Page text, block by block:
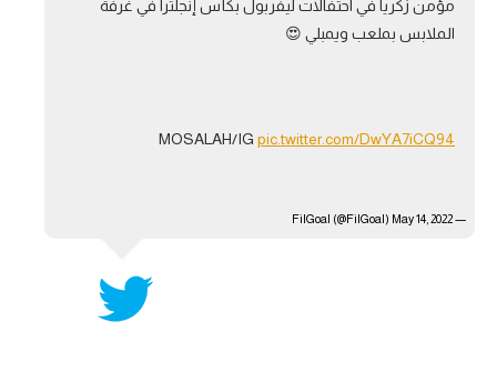
مؤمن زكريا في احتفالات ليفربول بكأس إنجلترا في غرفة
الملابس بملعب ويمبلي 😍
MOSALAH/IG pic.twitter.com/DwYA7iCQ94
— FilGoal (@FilGoal)
May 14, 2022